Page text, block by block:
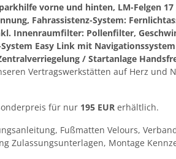
vorne und hinten, LM-Felgen
Fahrassistenz-System:
Innenraumfilter: Pollenfilter,
Easy Link mit
/ Startanlage
Vertragswerkstätten auf Herz und
für nur 195 EUR erhältlich.
Fußmatten Velours,
Zulassungsunterlagen, Montage